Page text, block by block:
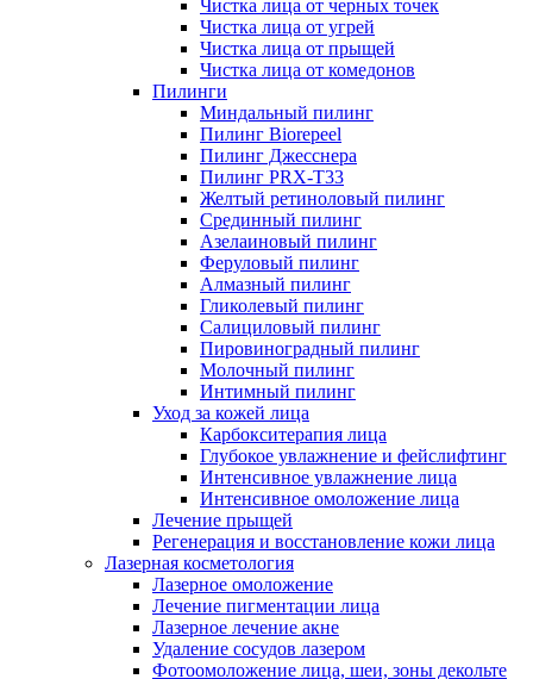
Чистка лица от черных точек
Чистка лица от угрей
Чистка лица от прыщей
Чистка лица от комедонов
Пилинги
Миндальный пилинг
Пилинг Biorepeel
Пилинг Джесснера
Пилинг PRX-T33
Желтый ретиноловый пилинг
Срединный пилинг
Азелаиновый пилинг
Феруловый пилинг
Алмазный пилинг
Гликолевый пилинг
Салициловый пилинг
Пировиноградный пилинг
Молочный пилинг
Интимный пилинг
Уход за кожей лица
Карбокситерапия лица
Глубокое увлажнение и фейслифтинг
Интенсивное увлажнение лица
Интенсивное омоложение лица
Лечение прыщей
Регенерация и восстановление кожи лица
Лазерная косметология
Лазерное омоложение
Лечение пигментации лица
Лазерное лечение акне
Удаление сосудов лазером
Фотоомоложение лица, шеи, зоны декольте